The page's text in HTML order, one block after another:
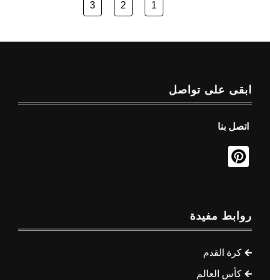
1
2
3
ابقى على تواصل
اتصل بنا
روابط مفيدة
كرة القدم
كأس العالم